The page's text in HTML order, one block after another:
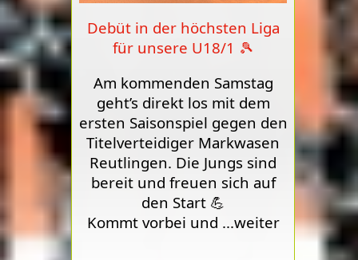
Debüt in der höchsten Liga
für unsere U18/1 🎾
Am kommenden Samstag
geht’s direkt los mit dem
ersten Saisonspiel gegen den
Titelverteidiger Markwasen
Reutlingen. Die Jungs sind
bereit und freuen sich auf
den Start 💪
Kommt vorbei und ...weiter